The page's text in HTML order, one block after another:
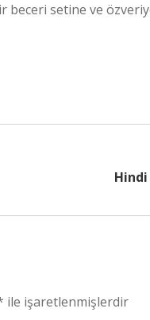
beceri setine ve
ile işaretlenmişlerdir